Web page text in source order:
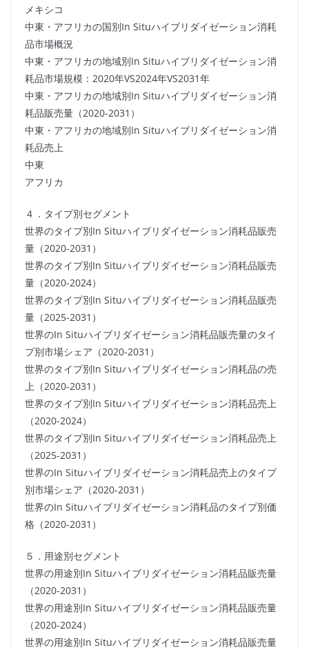
メキシコ
中東・アフリカの国別In Situハイブリダイゼーション消耗
品市場概況
中東・アフリカの地域別In Situハイブリダイゼーション消
耗品市場規模：2020年VS2024年VS2031年
中東・アフリカの地域別In Situハイブリダイゼーション消
耗品販売量（2020-2031）
中東・アフリカの地域別In Situハイブリダイゼーション消
耗品売上
中東
アフリカ
４．タイプ別セグメント
世界のタイプ別In Situハイブリダイゼーション消耗品販売
量（2020-2031）
世界のタイプ別In Situハイブリダイゼーション消耗品販売
量（2020-2024）
世界のタイプ別In Situハイブリダイゼーション消耗品販売
量（2025-2031）
世界のIn Situハイブリダイゼーション消耗品販売量のタイ
プ別市場シェア（2020-2031）
世界のタイプ別In Situハイブリダイゼーション消耗品の売
上（2020-2031）
世界のタイプ別In Situハイブリダイゼーション消耗品売上
（2020-2024）
世界のタイプ別In Situハイブリダイゼーション消耗品売上
（2025-2031）
世界のIn Situハイブリダイゼーション消耗品売上のタイプ
別市場シェア（2020-2031）
世界のIn Situハイブリダイゼーション消耗品のタイプ別価
格（2020-2031）
５．用途別セグメント
世界の用途別In Situハイブリダイゼーション消耗品販売量
（2020-2031）
世界の用途別In Situハイブリダイゼーション消耗品販売量
（2020-2024）
世界の用途別In Situハイブリダイゼーション消耗品販売量